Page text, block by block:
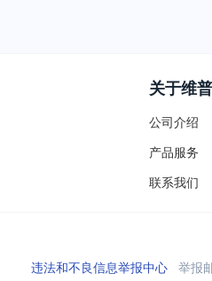
关于维普
公司介绍
产品服务
联系我们
违法和不良信息举报中心举报